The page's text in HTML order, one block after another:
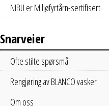
NIBU er Miljøfyrtårn-sertifisert
Snarveier
Ofte stilte spørsmål
Rengjøring av BLANCO vasker
Om oss